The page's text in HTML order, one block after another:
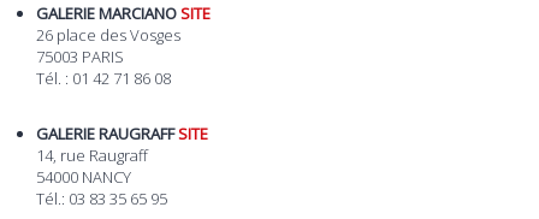
GALERIE MARCIANOSITE
26 place des Vosges
75003 PARIS
Tél. : 01 42 71 86 08
GALERIE RAUGRAFFSITE
14, rue Raugraff
54000 NANCY
Tél.: 03 83 35 65 95